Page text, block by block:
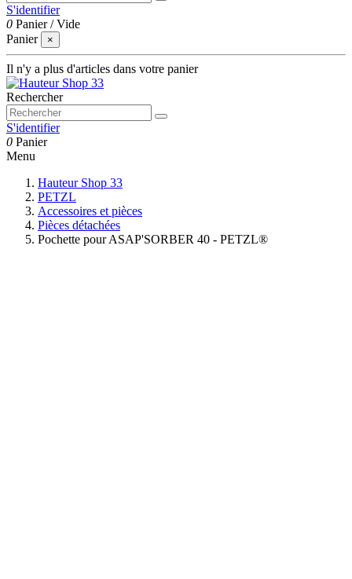
S'identifier
0 Panier /Vide
Panier
×
Il n'y a plus d'articles dans votre panier
Rechercher
S'identifier
0 Panier
Menu
Hauteur Shop 33
PETZL
Accessoires et pièces
Pièces détachées
Pochette pour ASAP'SORBER 40 - PETZL®